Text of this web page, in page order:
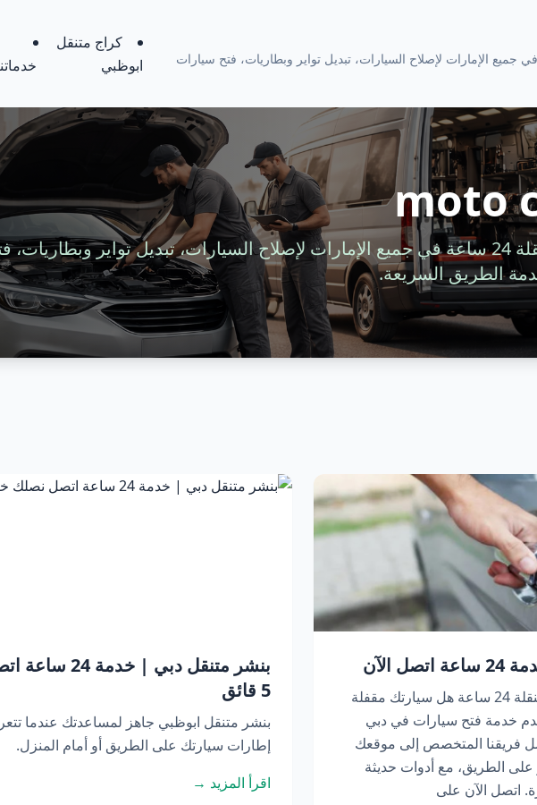
متنقلة 24 ساعة في جميع الإمارات لإصلاح السيارات، تبديل تواير وبطاريات، فتح سيارات
كراج متنقل
ابوظبي
moto
خدمة سيارات متنقلة 24 ساعة في جميع الإمارات لإصلاح السيارات، تبديل تواير وبطاريات،
الطريق السريعة.
فتح سيارات في دبي | خدمة متنقلة 24 ساعة هل سيارتك مقفلة
خدمة فتح سيارات في دبي
24 ساعة. يصل فريقنا المتخصص إلى موقعك
الطريق، مع أدوات حديثة
اتصل الآن على
بنشر متنقل دبي
5 قائق
بنشر متنقل ابوظبي جاهز لمساعدتك عندما
إطارات سيارتك على الطريق أو أمام المنزل.
اقرأ المزيد →